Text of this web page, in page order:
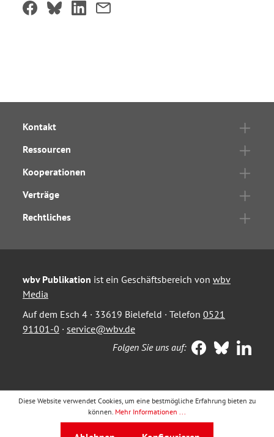
Kontakt
Ressourcen
Kooperationen
Verträge
Rechtliches
wbv Publikation ist ein Geschäftsbereich von wbv
Media
Auf dem Esch 4 · 33619 Bielefeld · Telefon 0521
91101-0 · service@wbv.de
Folgen Sie uns auf:
Diese Website verwendet Cookies, um eine bestmögliche Erfahrung bieten zu
können. Mehr Informationen ...